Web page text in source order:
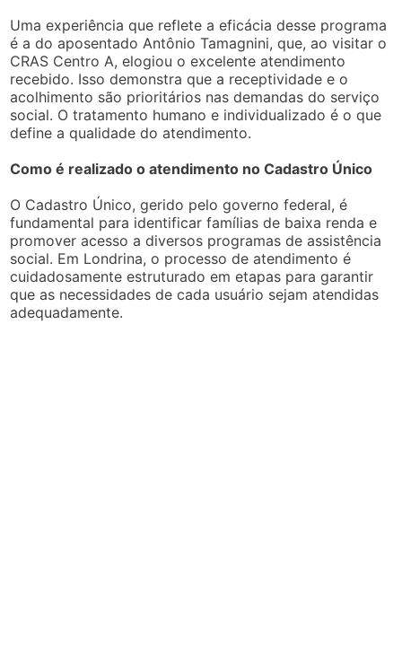
Uma experiência que reflete a eficácia desse programa
é a do aposentado Antônio Tamagnini, que, ao visitar o
CRAS Centro A, elogiou o excelente atendimento
recebido. Isso demonstra que a receptividade e o
acolhimento são prioritários nas demandas do serviço
social. O tratamento humano e individualizado é o que
define a qualidade do atendimento.
Como é realizado o atendimento no Cadastro Único
O Cadastro Único, gerido pelo governo federal, é
fundamental para identificar famílias de baixa renda e
promover acesso a diversos programas de assistência
social. Em Londrina, o processo de atendimento é
cuidadosamente estruturado em etapas para garantir
que as necessidades de cada usuário sejam atendidas
adequadamente.